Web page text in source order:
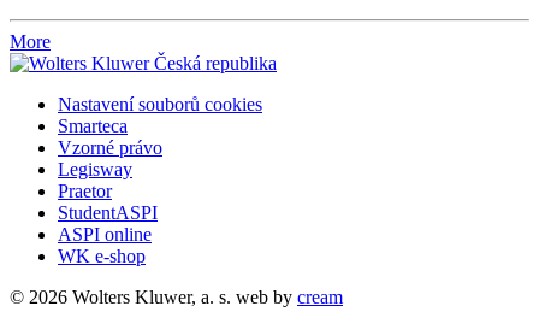
More
Nastavení souborů cookies
Smarteca
Vzorné právo
Legisway
Praetor
StudentASPI
ASPI online
WK e-shop
© 2026 Wolters Kluwer, a. s. web by cream